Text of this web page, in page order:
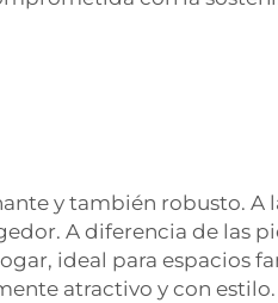
y también robusto. A
A diferencia de las
ideal para espacios
atractivo y con estilo.